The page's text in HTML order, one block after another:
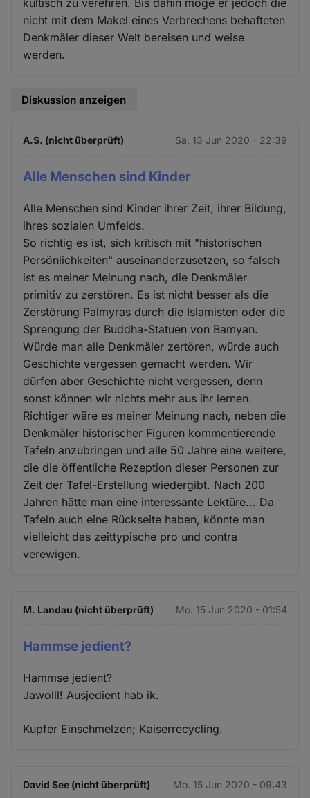
nicht mit dem Makel eines Verbrechens behafteten
Denkmäler dieser Welt bereisen und weise
werden.
Diskussion anzeigen
A.S. (nicht überprüft) Sa. 13 Jun 2020 - 22:39
Alle Menschen sind Kinder
Alle Menschen sind Kinder ihrer Zeit, ihrer Bildung,
ihres sozialen Umfelds.
So richtig es ist, sich kritisch mit "historischen
Persönlichkeiten" auseinanderzusetzen, so falsch
ist es meiner Meinung nach, die Denkmäler
primitiv zu zerstören. Es ist nicht besser als die
Zerstörung Palmyras durch die Islamisten oder die
Sprengung der Buddha-Statuen von Bamyan.
Würde man alle Denkmäler zertören, würde auch
Geschichte vergessen gemacht werden. Wir
dürfen aber Geschichte nicht vergessen, denn
sonst können wir nichts mehr aus ihr lernen.
Richtiger wäre es meiner Meinung nach, neben die
Denkmäler historischer Figuren kommentierende
Tafeln anzubringen und alle 50 Jahre eine weitere,
die die öffentliche Rezeption dieser Personen zur
Zeit der Tafel-Erstellung wiedergibt. Nach 200
Jahren hätte man eine interessante Lektüre... Da
Tafeln auch eine Rückseite haben, könnte man
vielleicht das zeittypische pro und contra
verewigen.
M. Landau (nicht überprüft) Mo. 15 Jun 2020 - 01:54
Hammse jedient?
Hammse jedient?
Jawolll! Ausjedient hab ik.
Kupfer Einschmelzen; Kaiserrecycling.
David See (nicht überprüft) Mo. 15 Jun 2020 - 09:43